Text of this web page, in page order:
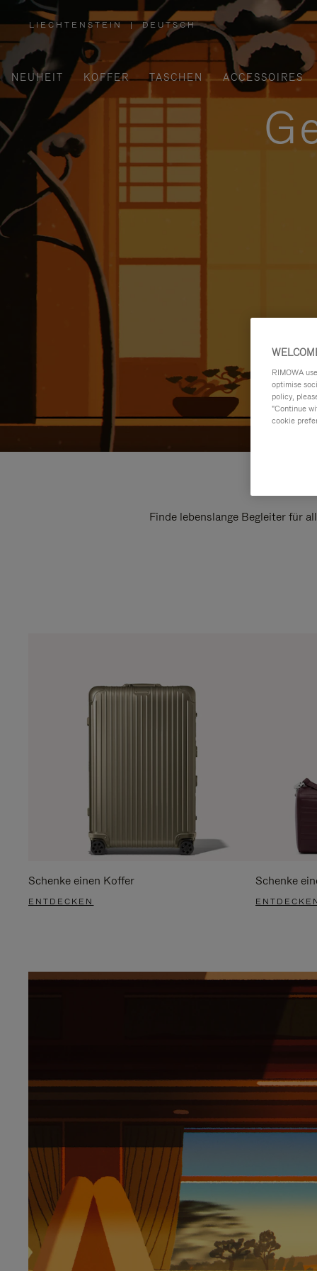
LIECHTENSTEIN
,
WÄHLEN
SIE
IHRE
REGION
AUS
| DEUTSCH
NEUHEIT KOFFER TASCHEN ACCESSOIRES
Finde lebenslange Begleiter für
Schenke einen Koffer
ENTDECKEN
Schenke
RIMOWA
optimise
policy,
"Continue
cookie